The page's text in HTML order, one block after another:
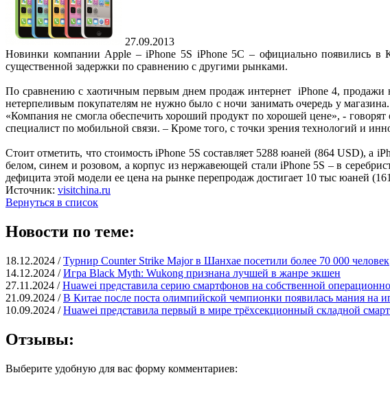
27.09.2013
Новинки компании Apple – iPhone 5S iPhone 5C – официально появились в
существенной задержки по сравнению с другими рынками.
По сравнению с хаотичным первым днем продаж интернет iPhone 4, продажи
нетерпеливым покупателям не нужно было с ночи занимать очередь у
«Компания не смогла обеспечить хороший продукт по хорошей цене», -
специалист по мобильной связи. – Кроме того, с точки зрения технологий и
Стоит отметить, что стоимость iPhone 5S составляет 5288 юаней (864 USD), а
белом, синем и розовом, а корпус из нержавеющей стали iPhone 5S – в
дефицита этой модели ее цена на рынке перепродаж достигает 10 тыс юаней
Источник: visitchina.ru
Вернуться в список
Новости по теме:
18.12.2024 /Турнир Counter Strike Major в Шанхае посетили более 70 000 человек
14.12.2024 /Игра Black Myth: Wukong признана лучшей в жанре экшен
27.11.2024 /Huawei представила серию смартфонов на собственной
21.09.2024 /В Китае после поста олимпийской чемпионки появилась мания на
10.09.2024 /Huawei представила первый в мире трёхсекционный складной
Отзывы:
Выберите удобную для вас форму комментариев: